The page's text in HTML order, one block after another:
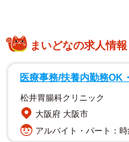
飲み会あるの！？（提供：あさの
まいどなの求人情報
医療事務/扶養内勤務OK
松井胃腸科クリニック
大阪府 大阪市
アルバイト・パート：